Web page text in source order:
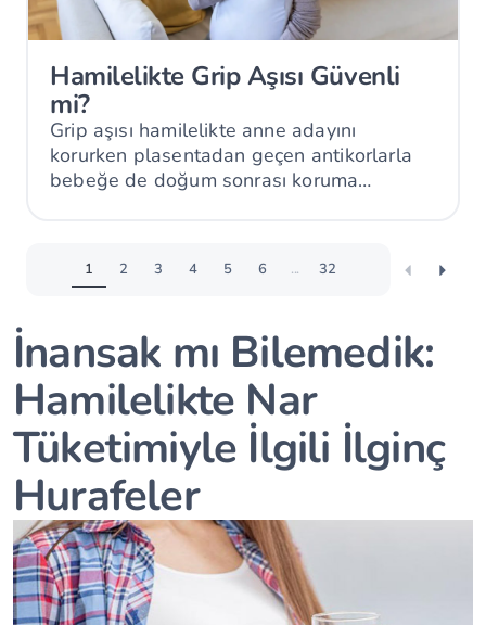
Hamilelikte Grip Aşısı Güvenli
mi?
Grip aşısı hamilelikte anne adayını
korurken plasentadan geçen antikorlarla
bebeğe de doğum sonrası koruma
1 2 3 4 5 6 ... 32
İnansak mı Bilemedik:
Hamilelikte Nar
Tüketimiyle İlgili İlginç
Hurafeler